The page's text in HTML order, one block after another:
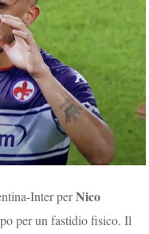
Inter perNico
per un fastidio fisico. Il